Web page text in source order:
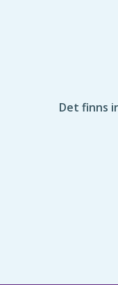
Det finns